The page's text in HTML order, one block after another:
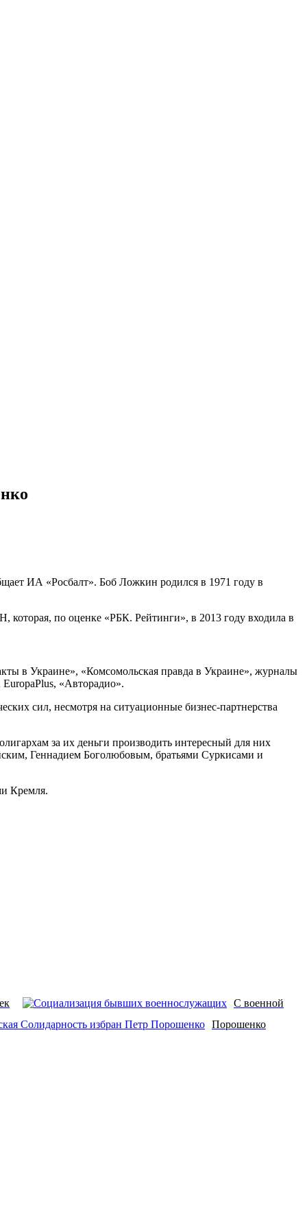
ИА «Росбалт». Боб Ложкин родился в 1971 году в
которая, по оценке «РБК. Рейтинги», в 2013 году входила в
в Украине», «Комсомольская правда в Украине», журналы
«Авторадио».
сил, несмотря на ситуационные бизнес-партнерства
за их деньги производить интересный для них
Геннадием Боголюбовым, братьями Суркисами и
Кремля.
С военной
Порошенко